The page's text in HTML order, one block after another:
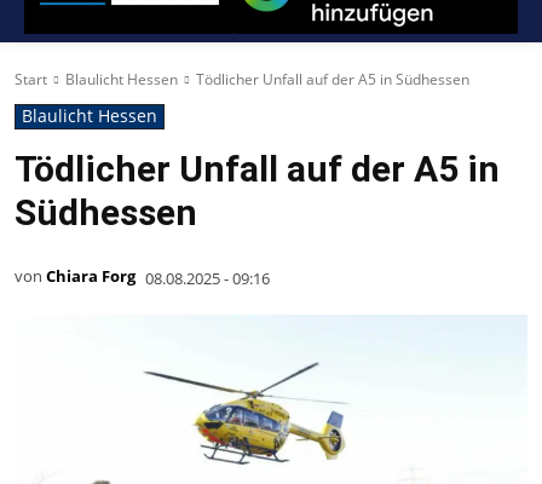
Start Blaulicht Hessen Tödlicher Unfall auf der A5 in Südhessen
Blaulicht Hessen
Tödlicher Unfall auf der A5 in
Südhessen
von Chiara Forg 08.08.2025 - 09:16